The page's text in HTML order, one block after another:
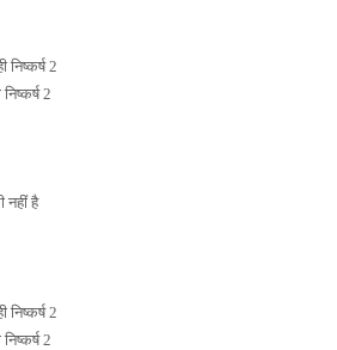
निष्कर्ष 2
2
नहीं है
निष्कर्ष 2
2